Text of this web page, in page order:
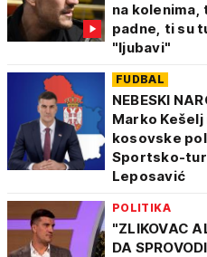
na kolenima,
padne, ti su
"ljubavi"
FUDBAL
NEBESKI
Marko Kešelj
kosovske
Sportsko-
Leposavić
POLITIKA
"ZLIKOVAC
DA